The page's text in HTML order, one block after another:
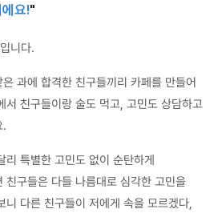
요!"
니다.
과에 합격한 친구들끼리 카페를 만들어
서 친구들이랑 술도 먹고, 고민도 상담하고
.
특별한 고민도 없이 순탄하게
친구들은 다들 나름대로 심각한 고민을
니 다른 친구들이 저에게 속을 모르겠다,